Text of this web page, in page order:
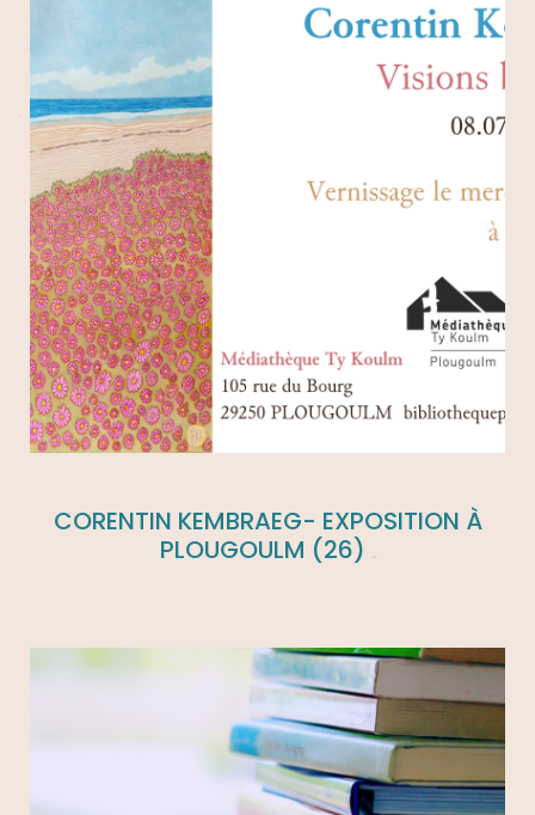
CORENTIN KEMBRAEG- EXPOSITION À
PLOUGOULM (26)